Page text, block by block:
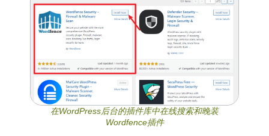
在WordPress后台的插件库中在线搜索和晚装
Wordfence插件